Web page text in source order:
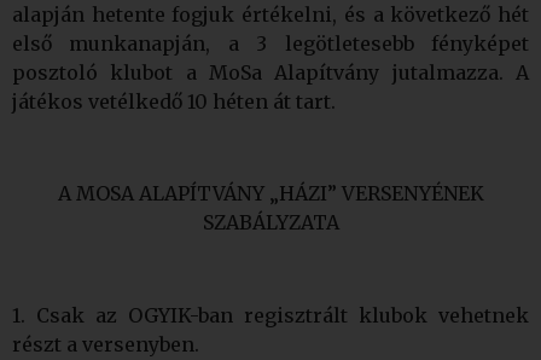
alapján hetente fogjuk értékelni, és a következő hét
első munkanapján, a 3 legötletesebb fényképet
posztoló klubot a MoSa Alapítvány jutalmazza. A
játékos vetélkedő 10 héten át tart.
A MOSA ALAPÍTVÁNY „HÁZI” VERSENYÉNEK
SZABÁLYZATA
1. Csak az OGYIK-ban regisztrált klubok vehetnek
részt a versenyben.